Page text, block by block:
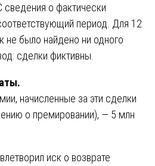
сведения о фактически
период. Для 12
не было найдено ни одного
сделки фиктивны.
начисленные за эти сделки
о премировании), — 5 млн
иск о возврате